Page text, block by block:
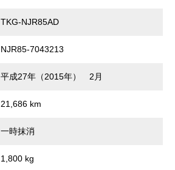
TKG-NJR85AD
NJR85-7043213
平成27年（2015年） 2月
21,686 km
一時抹消
1,800 kg